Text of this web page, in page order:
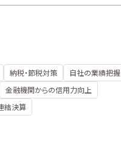
納税・節税対策
自社の業績把握
金融機関からの信用力向上
結決算